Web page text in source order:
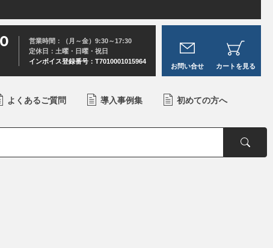
営業時間：（月～金）9:30～17:30
定休日：土曜・日曜・祝日
インボイス登録番号：T7010001015964
お問い合せ カートを見る
よくあるご質問 導入事例集 初めての方へ